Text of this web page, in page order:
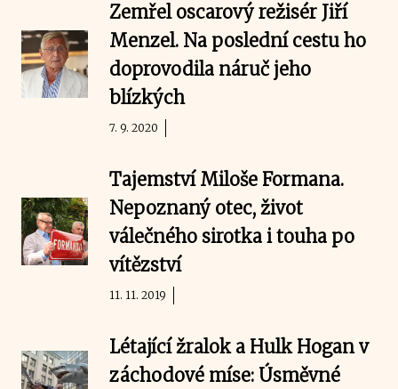
Zemřel oscarový režisér Jiří
Menzel. Na poslední cestu ho
doprovodila náruč jeho
blízkých
7. 9. 2020
Tajemství Miloše Formana.
Nepoznaný otec, život
válečného sirotka i touha po
vítězství
11. 11. 2019
Létající žralok a Hulk Hogan v
záchodové míse: Úsměvné